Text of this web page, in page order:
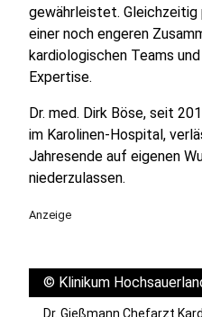
gewährleistet.
einer noch engeren
kardiologischen Teams
Expertise.
Dr. med. Dirk Böse, seit
im Karolinen-Hospital,
Jahresende auf eigenen
niederzulassen.
Anzeige
© Klinikum
Dr. Gießmann Chefarzt